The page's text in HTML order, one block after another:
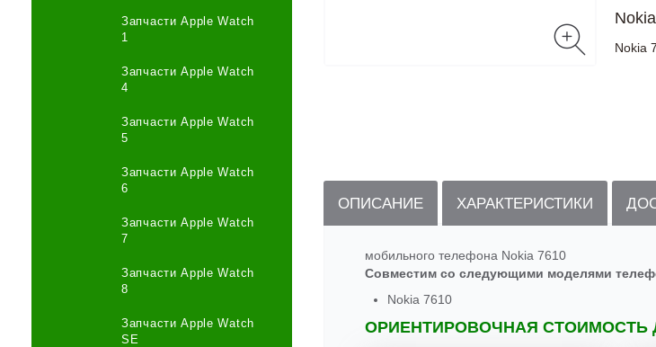
Запчасти Apple Watch
1
Запчасти Apple Watch
4
Запчасти Apple Watch
5
Запчасти Apple Watch
6
Запчасти Apple Watch
7
Запчасти Apple Watch
8
Запчасти Apple Watch
SE
Nokia
Nokia
ОПИСАНИЕ ХАРАКТЕРИСТИКИ
мобильного телефона Nokia 7610
Совместим со следующими моделями
Nokia 7610
ОРИЕНТИРОВОЧНАЯ СТОИМОСТЬ